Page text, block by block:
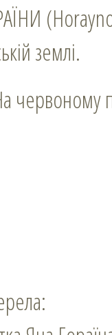
землі.
На